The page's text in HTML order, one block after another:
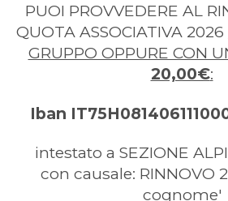
PUOI PROVVEDERE AL
QUOTA ASSOCIATIVA 2026
GRUPPO OPPURE CON
20,00€:
Iban
intestato a SEZIONE
con causale: RINNOVO
cognome'